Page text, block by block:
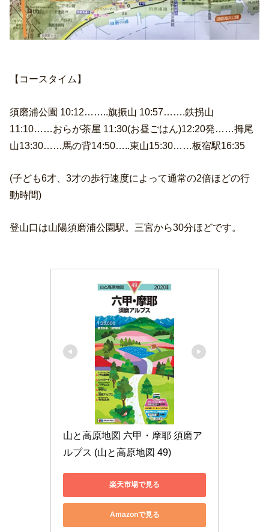
【コースタイム】
須磨浦公園 10:12……..旗振山 10:57…….鉄拐山
11:10……おらが茶屋 11:30(お昼ごはん)12:20発……拇尾
山13:30……馬の背14:50…..東山15:30……板宿駅16:35
(子ども6才、3才の歩行速度によって通常の2倍ほどの行
動時間)
登山口は山陽須磨浦公園駅。三宮から30分ほどです。
山と高原地図 六甲・摩耶 須磨ア
ルプス (山と高原地図 49)
楽天市場で見る
Amazonで見る